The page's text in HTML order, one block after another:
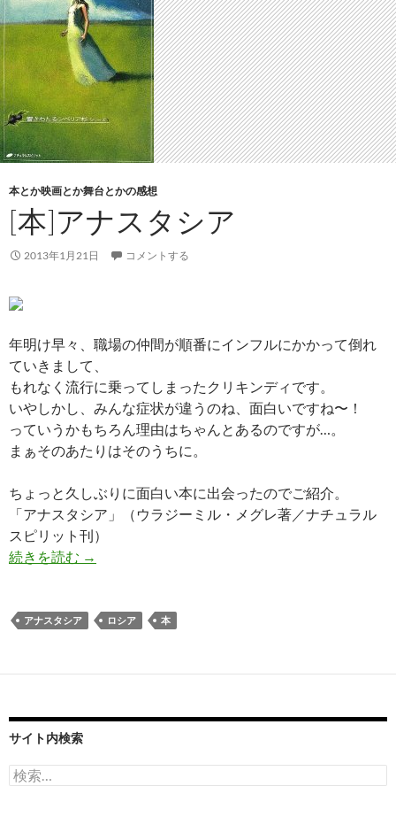
本とか映画とか舞台とかの感想
[本]アナスタシア
2013年1月21日 コメントする
年明け早々、職場の仲間が順番にインフルにかかって倒れ
ていきまして、
もれなく流行に乗ってしまったクリキンディです。
いやしかし、みんな症状が違うのね、面白いですね〜！
っていうかもちろん理由はちゃんとあるのですが…。
まぁそのあたりはそのうちに。
ちょっと久しぶりに面白い本に出会ったのでご紹介。
「アナスタシア」（ウラジーミル・メグレ著／ナチュラル
スピリット刊）
続きを読む [本]アナスタシア
→
アナスタシア ロシア 本
サイト内検索
検
索: